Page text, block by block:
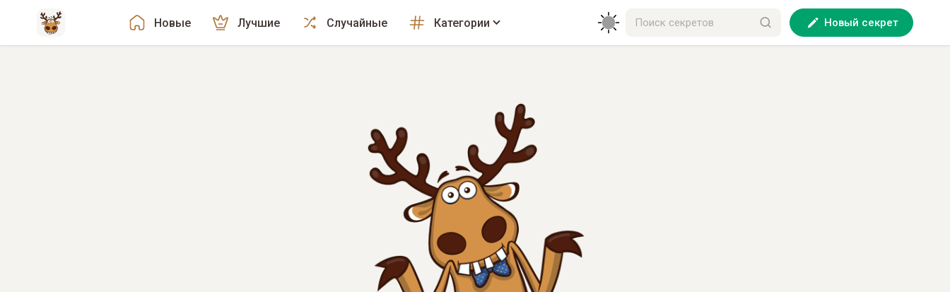
Новые Лучшие Случайные Категории Новый секрет